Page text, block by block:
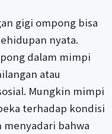
gigi ompong bisa
nyata.
dalam mimpi
atau
Mungkin mimpi
terhadap kondisi
bahwa